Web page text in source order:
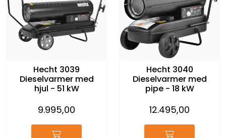
Hecht 3039
Dieselvarmer med
hjul - 51 kW
9.995,00
Hecht 3040
Dieselvarmer med
pipe - 18 kW
12.495,00